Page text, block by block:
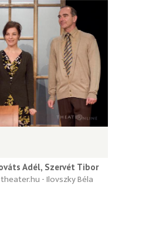
Adél, Szervét Tibor
- Ilovszky Béla